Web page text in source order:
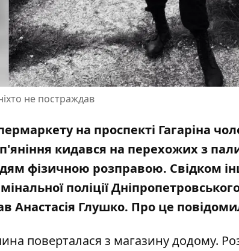
не постраждав
на проспекті Гагаріна
кидався на перехожих з
фізичною розправою. Свідком
поліції
Анастасія Глушко. Про це
поверталася з магазину додому.